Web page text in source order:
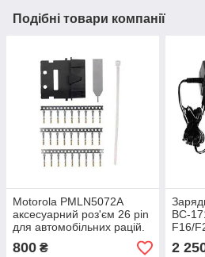
Подібні товари компанії
Motorola PMLN5072A
аксесуарний роз'єм 26 pin
для автомобільних рацій.
ОРИГІНАЛ
800 ₴
BC-
F16/
2